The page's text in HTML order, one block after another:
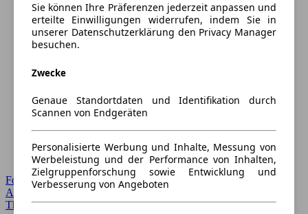
Forum Startseite
Alle Auto-Foren
Themen-Forum
Sie können Ihre Präferenzen jederzeit anpassen und
erteilte Einwilligungen widerrufen, indem Sie in
unserer Datenschutzerklärung den Privacy Manager
besuchen.
Zwecke
Genaue Standortdaten und Identifikation durch
Scannen von Endgeräten
Personalisierte Werbung und Inhalte, Messung von
Werbeleistung und der Performance von Inhalten,
Zielgruppenforschung sowie Entwicklung und
Verbesserung von Angeboten